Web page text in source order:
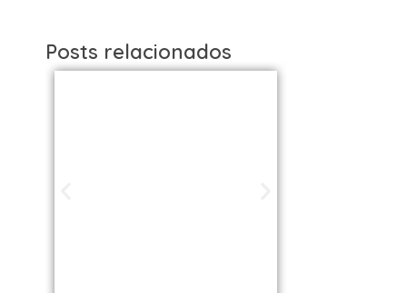
Posts relacionados